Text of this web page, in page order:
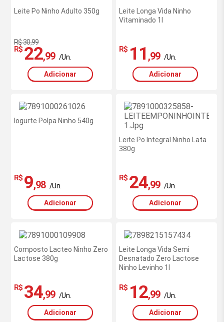
Leite Po Ninho Adulto 350g
R$ 30,99
R$ 22,99 /Un.
Adicionar
Leite Longa Vida Ninho
Vitaminado 1l
R$ 11 ,99 /Un.
Adicionar
Iogurte Polpa Ninho 540g
R$ 9,98 /Un.
Adicionar
Leite Po Integral Ninho Lata
380g
R$ 24,99 /Un.
Adicionar
Composto Lacteo Ninho Zero
Lactose 380g
R$ 34,99 /Un.
Adicionar
Leite Longa Vida Semi
Desnatado Zero Lactose
Ninho Levinho 1l
R$ 12,99 /Un.
Adicionar